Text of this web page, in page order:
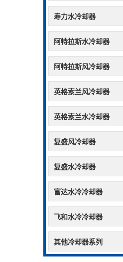
寿力水冷却器
阿特拉斯水冷却器
阿特拉斯风冷却器
英格索兰风冷却器
英格索兰水冷却器
复盛风冷却器
复盛水冷却器
富达水冷冷却器
飞和水冷冷却器
其他冷却器系列